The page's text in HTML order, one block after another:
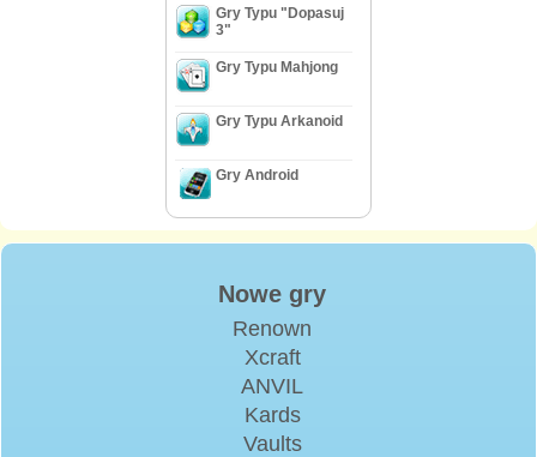
Gry Typu "Dopasuj
3"
Gry Typu Mahjong
Gry Typu Arkanoid
Gry Android
Nowe gry
Renown
Xcraft
ANVIL
Kards
Vaults